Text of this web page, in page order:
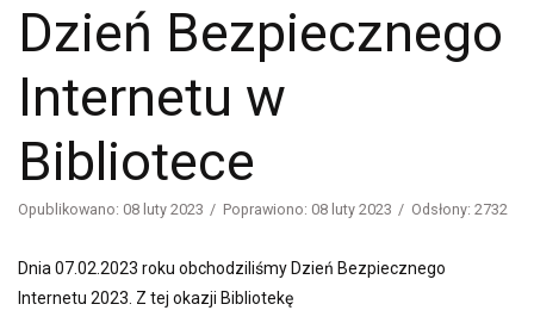
Dzień Bezpiecznego
Internetu w
Bibliotece
Opublikowano: 08 luty 2023 Poprawiono: 08 luty 2023 Odsłony: 2732
Dnia 07.02.2023 roku obchodziliśmy Dzień Bezpiecznego
Internetu 2023. Z tej okazji Bibliotekę